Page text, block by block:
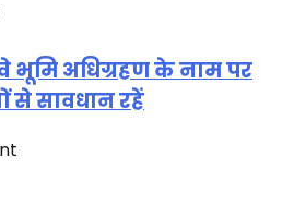
भूमि अधिग्रहण के नाम पर
से सावधान रहें